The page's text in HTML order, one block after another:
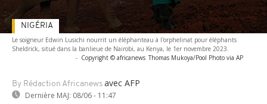
Le soigneur Edwin Lusichi nourrit un éléphanteau à l'orphelinat pour éléphants
Sheldrick, situé dans la banlieue de Nairobi, au Kenya, le 1er novembre 2023.
- Copyright © africanews Thomas Mukoya/Pool Photo via AP
By Rédaction Africanews avec AFP
Dernière MAJ: 08/06 - 11:47
NIGÉRIA